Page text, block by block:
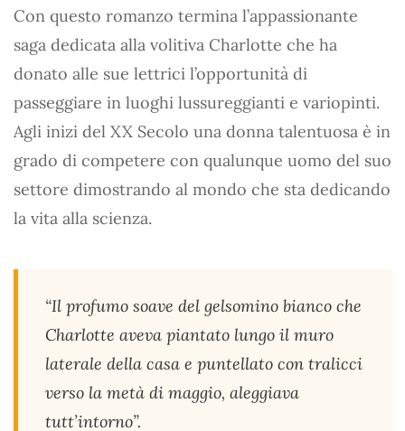
Con questo romanzo termina l’appassionante
saga dedicata alla volitiva Charlotte che ha
donato alle sue lettrici l’opportunità di
passeggiare in luoghi lussureggianti e variopinti.
Agli inizi del XX Secolo una donna talentuosa è in
grado di competere con qualunque uomo del suo
settore dimostrando al mondo che sta dedicando
la vita alla scienza.
“Il profumo soave del gelsomino bianco che
Charlotte aveva piantato lungo il muro
laterale della casa e puntellato con tralicci
verso la metà di maggio, aleggiava
tutt’intorno”.